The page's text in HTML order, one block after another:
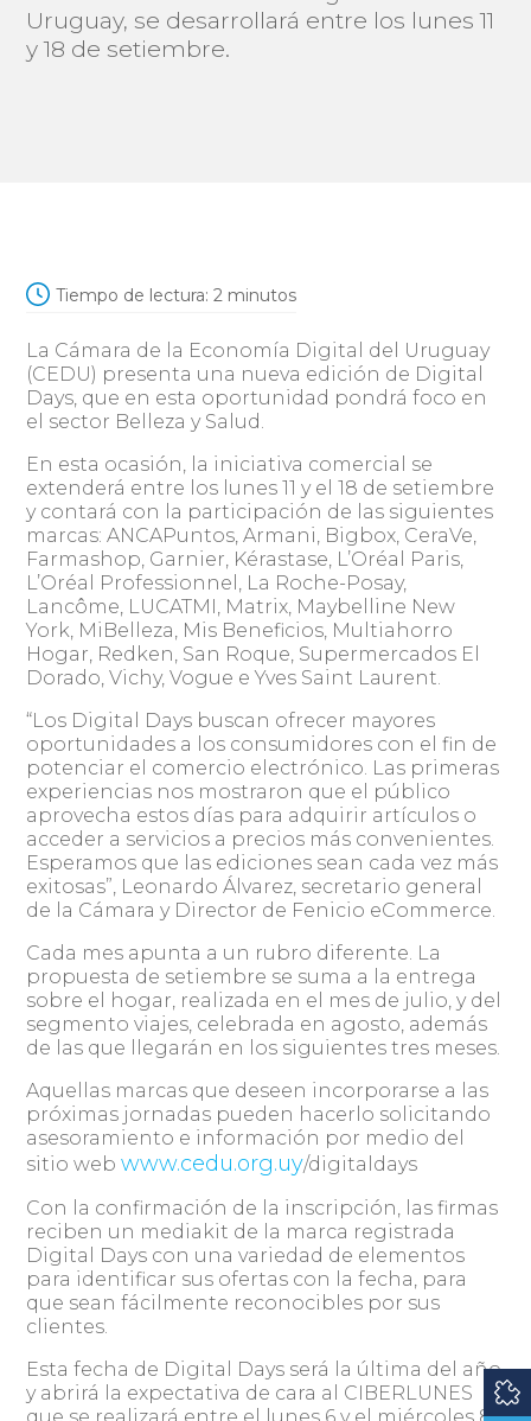
Uruguay, se desarrollará entre los lunes 11
y 18 de setiembre.
Tiempo de lectura: 2 minutos
La Cámara de la Economía Digital del Uruguay
(CEDU) presenta una nueva edición de Digital
Days, que en esta oportunidad pondrá foco en
el sector Belleza y Salud.
En esta ocasión, la iniciativa comercial se
extenderá entre los lunes 11 y el 18 de setiembre
y contará con la participación de las siguientes
marcas: ANCAPuntos, Armani, Bigbox, CeraVe,
Farmashop, Garnier, Kérastase, L’Oréal Paris,
L’Oréal Professionnel, La Roche-Posay,
Lancôme, LUCATMI, Matrix, Maybelline New
York, MiBelleza, Mis Beneficios, Multiahorro
Hogar, Redken, San Roque, Supermercados El
Dorado, Vichy, Vogue e Yves Saint Laurent.
“Los Digital Days buscan ofrecer mayores
oportunidades a los consumidores con el fin de
potenciar el comercio electrónico. Las primeras
experiencias nos mostraron que el público
aprovecha estos días para adquirir artículos o
acceder a servicios a precios más convenientes.
Esperamos que las ediciones sean cada vez más
exitosas”, Leonardo Álvarez, secretario general
de la Cámara y Director de Fenicio eCommerce.
Cada mes apunta a un rubro diferente. La
propuesta de setiembre se suma a la entrega
sobre el hogar, realizada en el mes de julio, y del
segmento viajes, celebrada en agosto, además
de las que llegarán en los siguientes tres meses.
Aquellas marcas que deseen incorporarse a las
próximas jornadas pueden hacerlo solicitando
asesoramiento e información por medio del
sitio webwww.cedu.org.uy/digitaldays
Con la confirmación de la inscripción, las firmas
reciben un mediakit de la marca registrada
Digital Days con una variedad de elementos
para identificar sus ofertas con la fecha, para
que sean fácilmente reconocibles por sus
clientes.
Esta fecha de Digital Days será la última del año
y abrirá la expectativa de cara al CIBERLUNES
que se realizará entre el lunes 6 y el miércoles 8